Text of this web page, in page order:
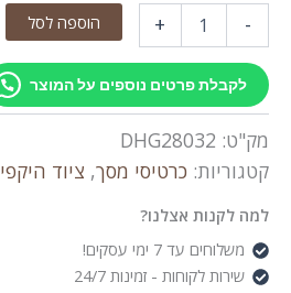
-
GRAPHICS
CARD
+ הוספה לסל
לקבלת פרטים נוספים על המוצר
מק"ט: DHG28032
קטגוריות: כרטיסי מסך, ציוד היקפי
למה לקנות אצלנו?
משלוחים עד 7 ימי עסקים!
שירות לקוחות - זמינות 24/7